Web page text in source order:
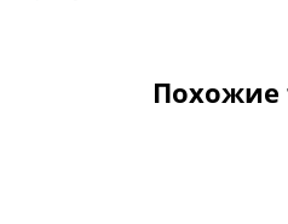
Похожие